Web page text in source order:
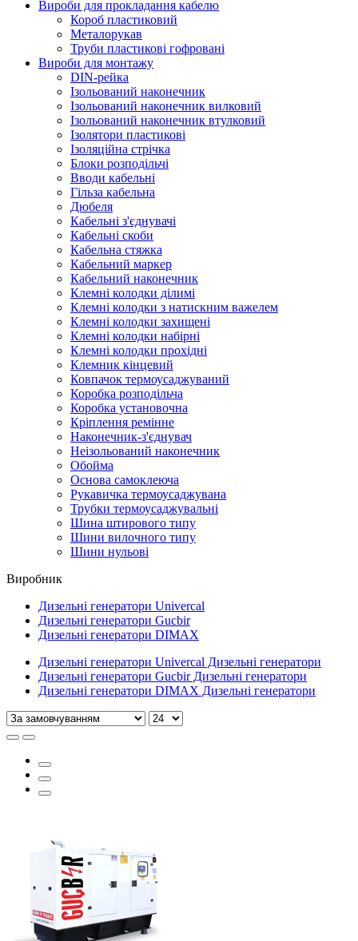
Вироби для прокладання кабелю
Короб пластиковий
Металорукав
Труби пластикові гофровані
Вироби для монтажу
DIN-рейка
Ізольований наконечник
Ізольований наконечник вилковий
Ізольований наконечник втулковий
Ізолятори пластикові
Ізоляційна стрічка
Блоки розподільчі
Вводи кабельні
Гільза кабельна
Дюбеля
Кабельнi з'єднувачi
Кабельні скоби
Кабельна стяжка
Кабельний маркер
Кабельний наконечник
Клемні колодки ділимі
Клемні колодки з натискним важелем
Клемні колодки захищені
Клемні колодки набірні
Клемні колодки прохідні
Клемник кінцевий
Ковпачок термоусаджуваний
Коробка розподільча
Коробка установочна
Кріплення ремінне
Наконечник-з'єднувач
Неізольований наконечник
Обойма
Основа самоклеюча
Рукавичка термоусаджувана
Трубки термоусаджувальні
Шина штирового типу
Шини вилочного типу
Шини нульові
Виробник
Дизельні генератори Univercal
Дизельні генератори Gucbir
Дизельні генератори DIMAX
Дизельні генератори Univercal Дизельні генератори
Дизельні генератори Gucbir Дизельні генератори
Дизельні генератори DIMAX Дизельні генератори